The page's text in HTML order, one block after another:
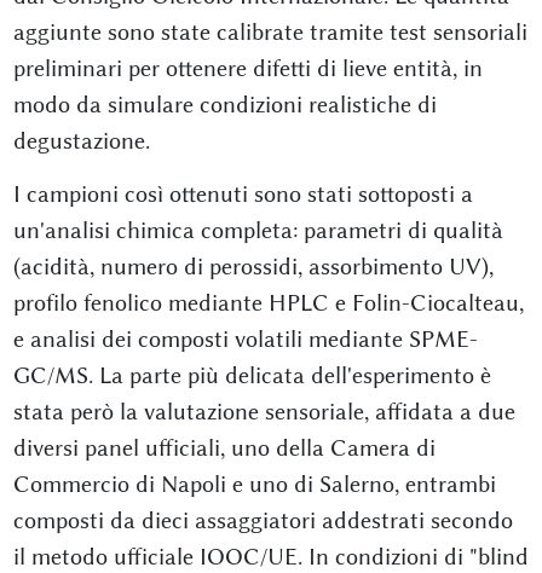
aggiunte sono state calibrate tramite test sensoriali
preliminari per ottenere difetti di lieve entità, in
modo da simulare condizioni realistiche di
degustazione.
I campioni così ottenuti sono stati sottoposti a
un'analisi chimica completa: parametri di qualità
(acidità, numero di perossidi, assorbimento UV),
profilo fenolico mediante HPLC e Folin-Ciocalteau,
e analisi dei composti volatili mediante SPME-
GC/MS. La parte più delicata dell'esperimento è
stata però la valutazione sensoriale, affidata a due
diversi panel ufficiali, uno della Camera di
Commercio di Napoli e uno di Salerno, entrambi
composti da dieci assaggiatori addestrati secondo
il metodo ufficiale IOOC/UE. In condizioni di "blind